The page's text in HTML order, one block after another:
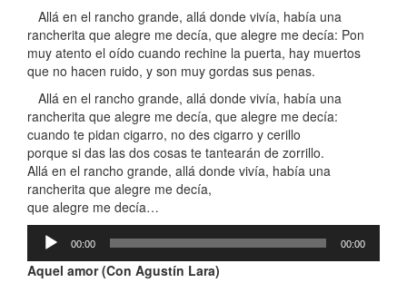
Allá en el rancho grande, allá donde vivía, había una
rancherita que alegre me decía, que alegre me decía: Pon
muy atento el oído cuando rechine la puerta, hay muertos
que no hacen ruido, y son muy gordas sus penas.
Allá en el rancho grande, allá donde vivía, había una
rancherita que alegre me decía, que alegre me decía:
cuando te pidan cigarro, no des cigarro y cerillo
porque si das las dos cosas te tantearán de zorrillo.
Allá en el rancho grande, allá donde vivía, había una
rancherita que alegre me decía,
que alegre me decía…
Reproductor
audio
00:00 00:00
Aquel amor (Con Agustín Lara)